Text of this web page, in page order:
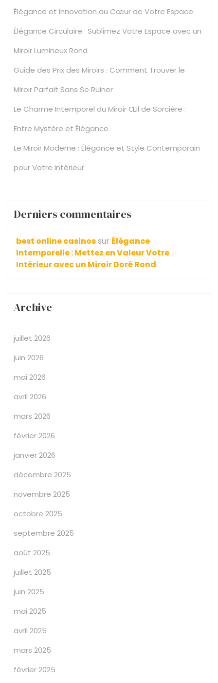
Élégance et Innovation au Cœur de Votre Espace
Élégance Circulaire : Sublimez Votre Espace avec un
Miroir Lumineux Rond
Guide des Prix des Miroirs : Comment Trouver le
Miroir Parfait Sans Se Ruiner
Le Charme Intemporel du Miroir Œil de Sorcière :
Entre Mystère et Élégance
Le Miroir Moderne : Élégance et Style Contemporain
pour Votre Intérieur
Derniers commentaires
best online casinossur Élégance
Intemporelle : Mettez en Valeur Votre
Intérieur avec un Miroir Doré Rond
Archive
juillet 2026
juin 2026
mai 2026
avril 2026
mars 2026
février 2026
janvier 2026
décembre 2025
novembre 2025
octobre 2025
septembre 2025
août 2025
juillet 2025
juin 2025
mai 2025
avril 2025
mars 2025
février 2025